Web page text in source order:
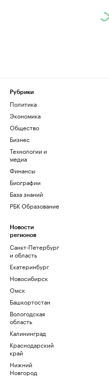
Рубрики
Политика
Экономика
Общество
Бизнес
Технологии и
медиа
Финансы
Биографии
База знаний
РБК Образование
Новости
регионов
Санкт-Петербург
и область
Екатеринбург
Новосибирск
Омск
Башкортостан
Вологодская
область
Калининград
Краснодарский
край
Нижний
Новгород